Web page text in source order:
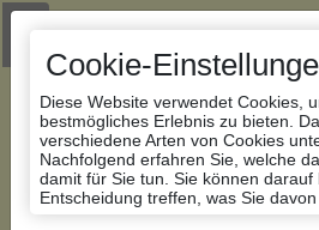
Cookie-
Diese Website verwendet Cookies,
bestmögliches Erlebnis zu bieten.
verschiedene Arten von Cookies
Nachfolgend erfahren Sie, welche
damit für Sie tun. Sie können
Entscheidung treffen, was Sie davon
Zur Navigation springen
Zum Inhalt der Website springen
Datenbank